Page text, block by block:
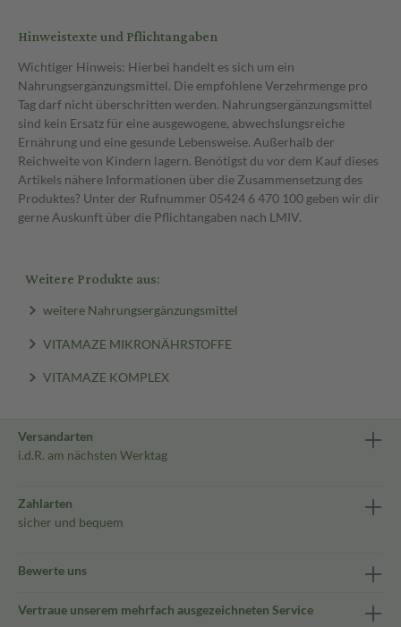
Hinweistexte und Pflichtangaben
Wichtiger Hinweis: Hierbei handelt es sich um ein
Nahrungsergänzungsmittel. Die empfohlene Verzehrmenge pro
Tag darf nicht überschritten werden. Nahrungsergänzungsmittel
sind kein Ersatz für eine ausgewogene, abwechslungsreiche
Ernährung und eine gesunde Lebensweise. Außerhalb der
Reichweite von Kindern lagern. Benötigst du vor dem Kauf dieses
Artikels nähere Informationen über die Zusammensetzung des
Produktes? Unter der Rufnummer 05424 6 470 100 geben wir dir
gerne Auskunft über die Pflichtangaben nach LMIV.
Weitere Produkte aus:
weitere Nahrungsergänzungsmittel
VITAMAZE MIKRONÄHRSTOFFE
VITAMAZE KOMPLEX
Versandarten
i.d.R. am nächsten Werktag
Zahlarten
sicher und bequem
Bewerte uns
Vertraue unserem mehrfach ausgezeichneten Service